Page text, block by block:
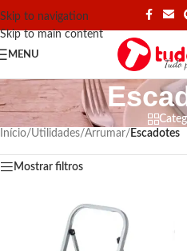
Skip to navigation
Skip to main content
MENU
Início/Utilidades/Arrumar/ Escadotes
Mostrar filtros